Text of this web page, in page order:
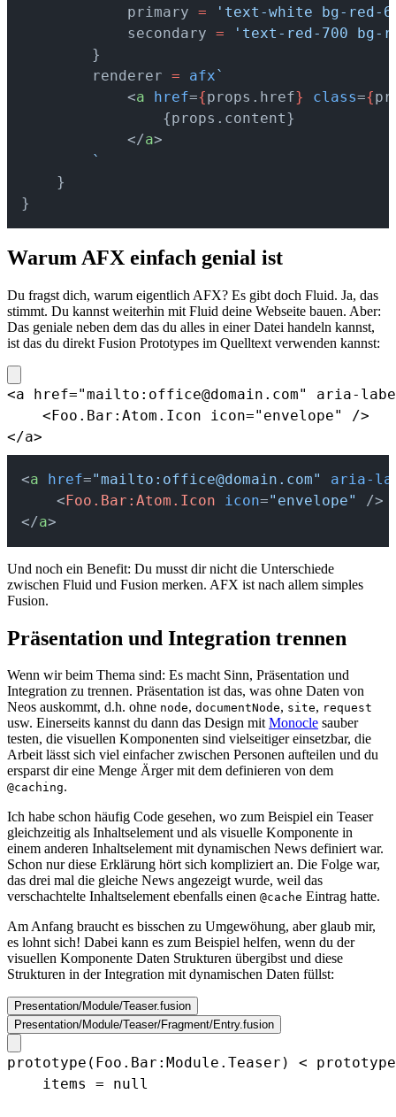
            primary
= 'text-white bg-red-
            secondary
= 'text-red-700 bg-
        }
        renderer
= afx`
            <
a href={props.href} class={
                {props.content}
            </
a>
        `
    }
}
Warum AFX einfach genial ist
Du fragst dich, warum eigentlich AFX? Es gibt doch Fluid. Ja, das
stimmt. Du kannst weiterhin mit Fluid deine Webseite bauen. Aber:
Das geniale neben dem das du alles in einer Datei handeln kannst,
ist das du direkt Fusion Prototypes im Quelltext verwenden kannst:
<a href="mailto:office@domain.com" aria-
    <Foo.Bar:Atom.Icon icon="envelope" />
</a>
<a href="mailto:office@domain.com"
aria-
    <
Foo.Bar:Atom.Icon icon="envelope"
/>
</a>
Und noch ein Benefit: Du musst dir nicht die Unterschiede
zwischen Fluid und Fusion merken. AFX ist nach allem simples
Fusion.
Präsentation und Integration trennen
Wenn wir beim Thema sind: Es macht Sinn, Präsentation und
Integration zu trennen. Präsentation ist das, was ohne Daten von
Neos auskommt, d.h. ohne node, documentNode, site, request
usw. Einerseits kannst du dann das Design mitMonocle sauber
testen, die visuellen Komponenten sind vielseitiger einsetzbar, die
Arbeit lässt sich viel einfacher zwischen Personen aufteilen und du
ersparst dir eine Menge Ärger mit dem definieren von dem
@caching.
Ich habe schon häufig Code gesehen, wo zum Beispiel ein Teaser
gleichzeitig als Inhaltselement und als visuelle Komponente in
einem anderen Inhaltselement mit dynamischen News definiert war.
Schon nur diese Erklärung hört sich kompliziert an. Die Folge war,
das drei mal die gleiche News angezeigt wurde, weil das
verschachtelte Inhaltselement ebenfalls einen @cache Eintrag hatte.
Am Anfang braucht es bisschen zu Umgewöhung, aber glaub mir,
es lohnt sich! Dabei kann es zum Beispiel helfen, wenn du der
visuellen Komponente Daten Strukturen übergibst und diese
Strukturen in der Integration mit dynamischen Daten füllst:
Presentation/Module/Teaser.fusion
Presentation/Module/Teaser/Fragment/Entry.fusion
prototype(Foo.Bar:Module.Teaser) <
    items = null